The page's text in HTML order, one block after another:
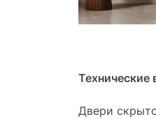
Технические
Двери